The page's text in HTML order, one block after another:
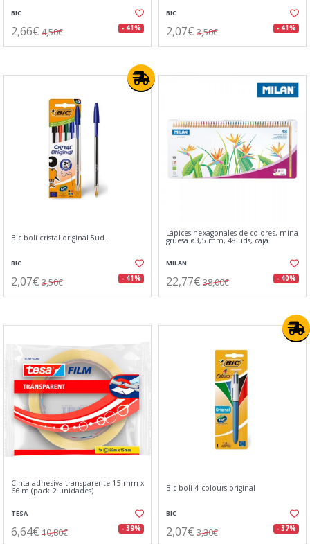
BIC
2,66€ 4,50€ - 41%
BIC
2,07€ 3,50€ - 41%
Bic boli cristal original 5ud.
BIC
2,07€ 3,50€ - 41%
Lápices hexagonales de colores, mina
gruesa ø3,5 mm, 48 uds, caja
MILAN
22,77€ 38,00€ - 40%
Cinta adhesiva transparente 15 mm x
66 m (pack 2 unidades)
TESA
6,64€ 10,80€ - 39%
Bic boli 4 colours original
BIC
2,07€ 3,30€ - 37%